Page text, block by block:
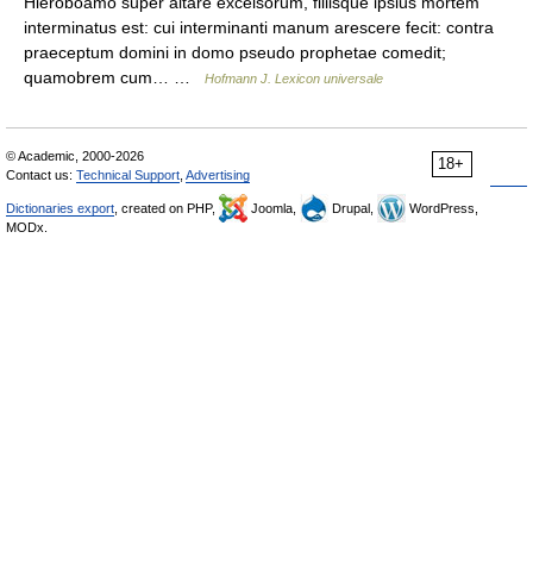
interminatus est: cui interminanti manum arescere fecit: contra
praeceptum domini in domo pseudo prophetae comedit;
quamobrem cum… …
Hofmann J. Lexicon universale
18+
© Academic, 2000-2026
Contact us: Technical Support Advertising
Dictionaries export , created on PHP, Joomla, Drupal,
WordPress,
MODx.